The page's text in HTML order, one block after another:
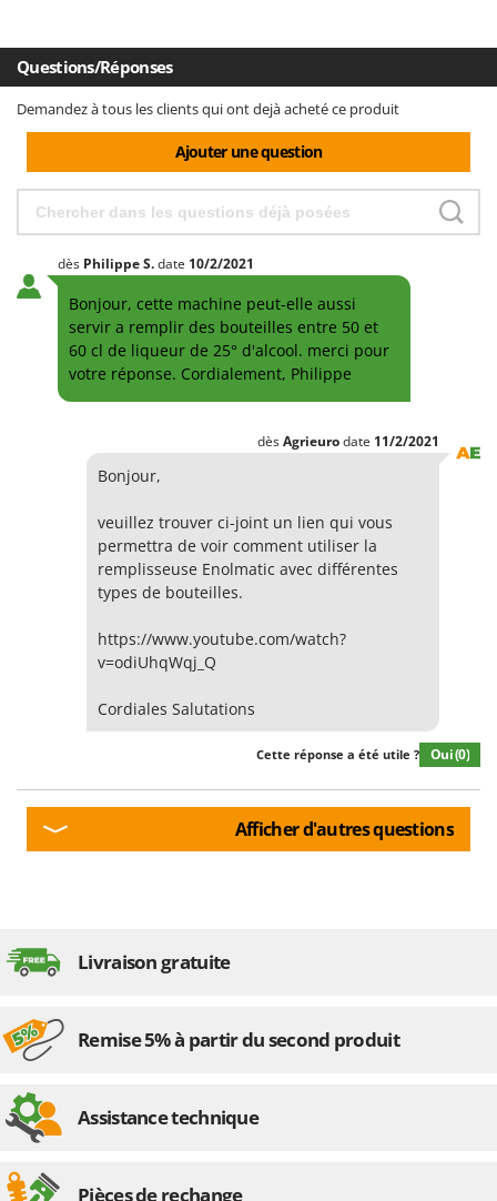
Questions/Réponses
Demandez à tous les clients qui ont dejà acheté ce produit
Ajouter une question
dès PhilippeS.date 10/2/2021
Bonjour, cette machine peut-elle aussi
servir a remplir des bouteilles entre 50 et
60 cl de liqueur de 25° d'alcool. merci pour
votre réponse. Cordialement, Philippe
dèsAgrieurodate 11/2/2021
Bonjour,
veuillez trouver ci-joint un lien qui vous
permettra de voir comment utiliser la
remplisseuse Enolmatic avec différentes
types de bouteilles.
https://www.youtube.com/watch?
v=odiUhqWqj_Q
Cordiales Salutations
Cette réponse a été utile ? Oui(0)
Afficher d'autres questions
Livraison gratuite
Remise 5% à partir du second produit
Assistance technique
Pièces de rechange